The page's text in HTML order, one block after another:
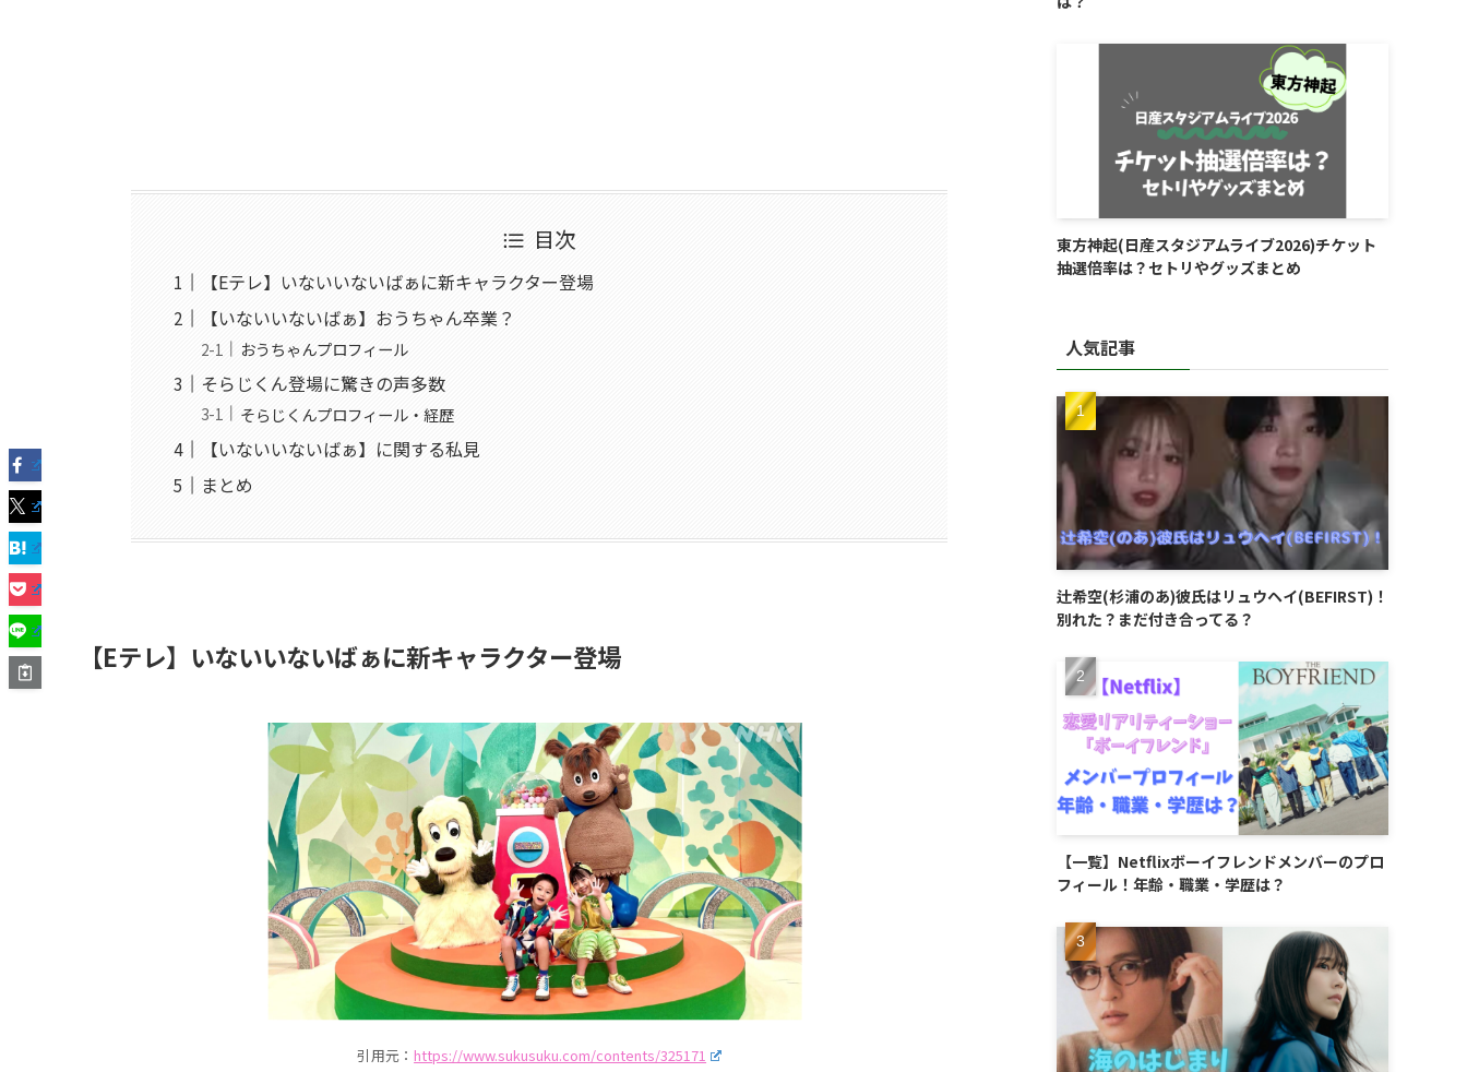
目次
【Eテレ】いないいないばぁに新キャラクター登場
【いないいないばぁ】おうちゃん卒業？
おうちゃんプロフィール
そらじくん登場に驚きの声多数
そらじくんプロフィール・経歴
【いないいないばぁ】に関する私見
まとめ
【Eテレ】いないいないばぁに新キャラクター登場
引用元：https://www.sukusuku.com/contents/325171
東方神起(日産スタジアムライブ2026)チケット
抽選倍率は？セトリやグッズまとめ
人気記事
辻希空(杉浦のあ)彼氏はリュウヘイ(BEFIRST)！
別れた？まだ付き合ってる？
【一覧】Netflixボーイフレンドメンバーのプロ
フィール！年齢・職業・学歴は？